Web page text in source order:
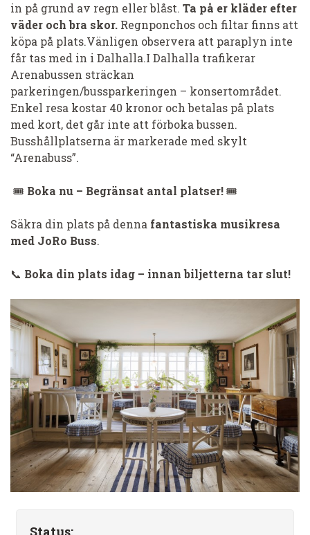
in på grund av regn eller blåst. Ta på er kläder efter
väder och bra skor. Regnponchos och filtar finns att
köpa på plats.Vänligen observera att paraplyn inte
får tas med in i Dalhalla.I Dalhalla trafikerar
Arenabussen sträckan
parkeringen/bussparkeringen – konsertområdet.
Enkel resa kostar 40 kronor och betalas på plats
med kort, det går inte att förboka bussen.
Busshållplatserna är markerade med skylt
“Arenabuss”.
🎟 Boka nu – Begränsat antal platser!🎟
Säkra din plats på denna fantastiska musikresa
med JoRo Buss.
📞 Boka din plats idag – innan biljetterna tar slut!
Status: